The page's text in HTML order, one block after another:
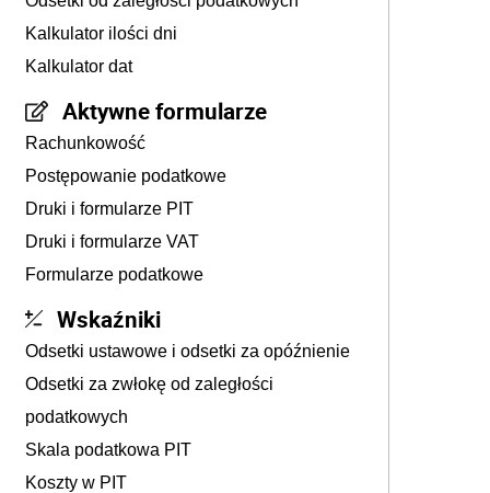
Kalkulator ilości dni
Kalkulator dat
Aktywne formularze
Rachunkowość
Postępowanie podatkowe
Druki i formularze PIT
Druki i formularze VAT
Formularze podatkowe
Wskaźniki
Odsetki ustawowe i odsetki za opóźnienie
Odsetki za zwłokę od zaległości
podatkowych
Skala podatkowa PIT
Koszty w PIT